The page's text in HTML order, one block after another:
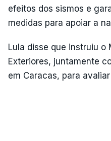
efeitos dos sismos e
medidas para apoiar a
Lula disse que instruiu o
Exteriores, juntamente
em Caracas, para